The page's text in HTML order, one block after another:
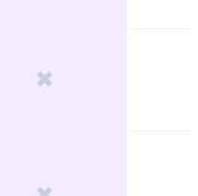
✖